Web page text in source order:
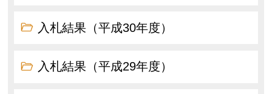
入札結果（平成30年度）
入札結果（平成29年度）